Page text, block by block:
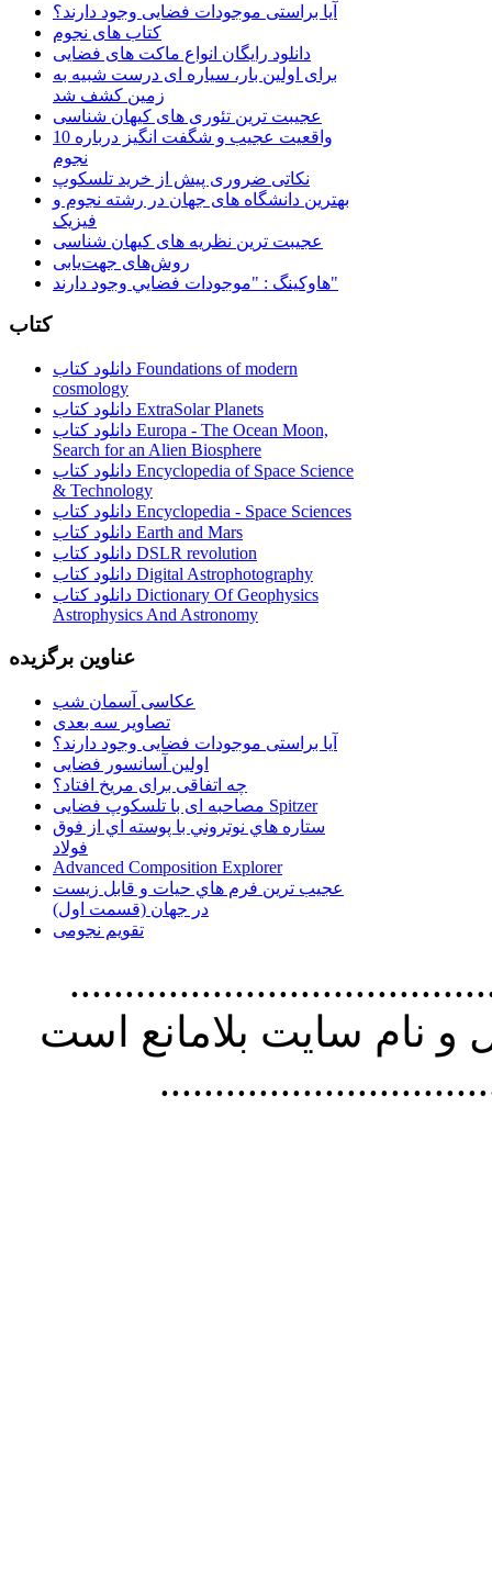
آیا براستی موجودات فضایی وجود دارند؟
کتاب های نجوم
دانلود رایگان انواع ماکت های فضایی
برای اولین بار، سیاره ای درست شبیه به
زمین کشف شد
عجیبت ترین تئوری های کیهان شناسی
10 واقعیت عجیب و شگفت انگیز درباره
نجوم
نکاتی ضروری پیش از خرید تلسکوپ
بهترین دانشگاه های جهان در رشته نجوم و
فیزیک
عجیبت ترین نظریه های کیهان شناسی
روش‌های جهت‌یابی
هاوكينگ : "موجودات فضايي وجود دارند"
کتاب
دانلود کتاب Foundations of modern
cosmology
دانلود کتاب ExtraSolar Planets
دانلود کتاب Europa - The Ocean Moon,
Search for an Alien Biosphere
دانلود کتاب Encyclopedia of Space Science
& Technology
دانلود کتاب Encyclopedia - Space Sciences
دانلود کتاب Earth and Mars
دانلود کتاب DSLR revolution
دانلود کتاب Digital Astrophotography
دانلود کتاب Dictionary Of Geophysics
Astrophysics And Astronomy
عناوین برگزیده
عکاسی آسمان شب
تصاویر سه بعدی
آیا براستی موجودات فضایی وجود دارند؟
اولین آسانسور فضایی
چه اتفاقی برای مریخ افتاد؟
مصاحبه ای با تلسکوپ فضایی Spitzer
ستاره هاي نوتروني با پوسته اي از فوق
فولاد
Advanced Composition Explorer
عجیب ترین فرم هاي حيات و قابل زيست
در جهان (قسمت اول)
تقویم نجومی
استفاده از
نام سايت بلامانع است